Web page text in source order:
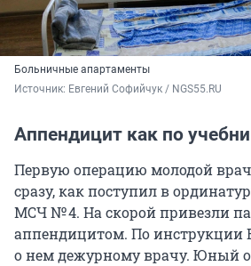
Больничные апартаменты
Источник: Евгений Софийчук / NGS55.RU
Аппендицит как по
Первую операцию молодой
сразу, как поступил в
МСЧ № 4. На скорой привезли
аппендицитом. По инструкции
о нем дежурному врачу. Юный